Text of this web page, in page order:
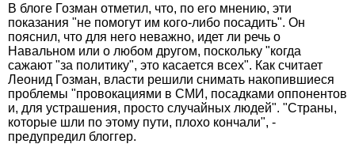
В блоге Гозман отметил, что, по его мнению, эти
показания "не помогут им кого-либо посадить". Он
пояснил, что для него неважно, идет ли речь о
Навальном или о любом другом, поскольку "когда
сажают "за политику", это касается всех". Как считает
Леонид Гозман, власти решили снимать накопившиеся
проблемы "провокациями в СМИ, посадками оппонентов
и, для устрашения, просто случайных людей". "Страны,
которые шли по этому пути, плохо кончали", -
предупредил блоггер.